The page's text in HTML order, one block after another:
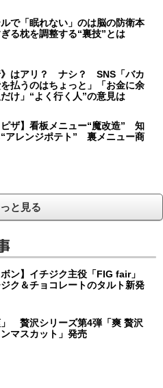
で「眠れない」のは脳の防衛本
る枕を調整する“裏技”とは
》はアリ？ ナシ？ SNS「バカ
払うのはちょっと」「お金に余
け」“よく行く人”の意見は
ピザ】看板メニュー“魔改造” 知
アレンジポテト” 裏メニュー商
と見る
ボン】イチジク主役「FIG fair」
ク＆チョコレートのタルト新発
」 贅沢シリーズ第4弾「爽 贅沢
マスカット」発売